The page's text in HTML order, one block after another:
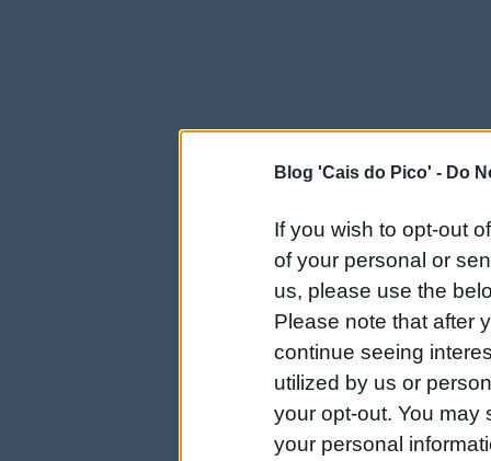
Blog 'Cais do Pico' - Do
If you wish to opt-out
of your personal or
us, please use the
Please note that after
continue seeing
utilized by us or
your opt-out. You may
your personal